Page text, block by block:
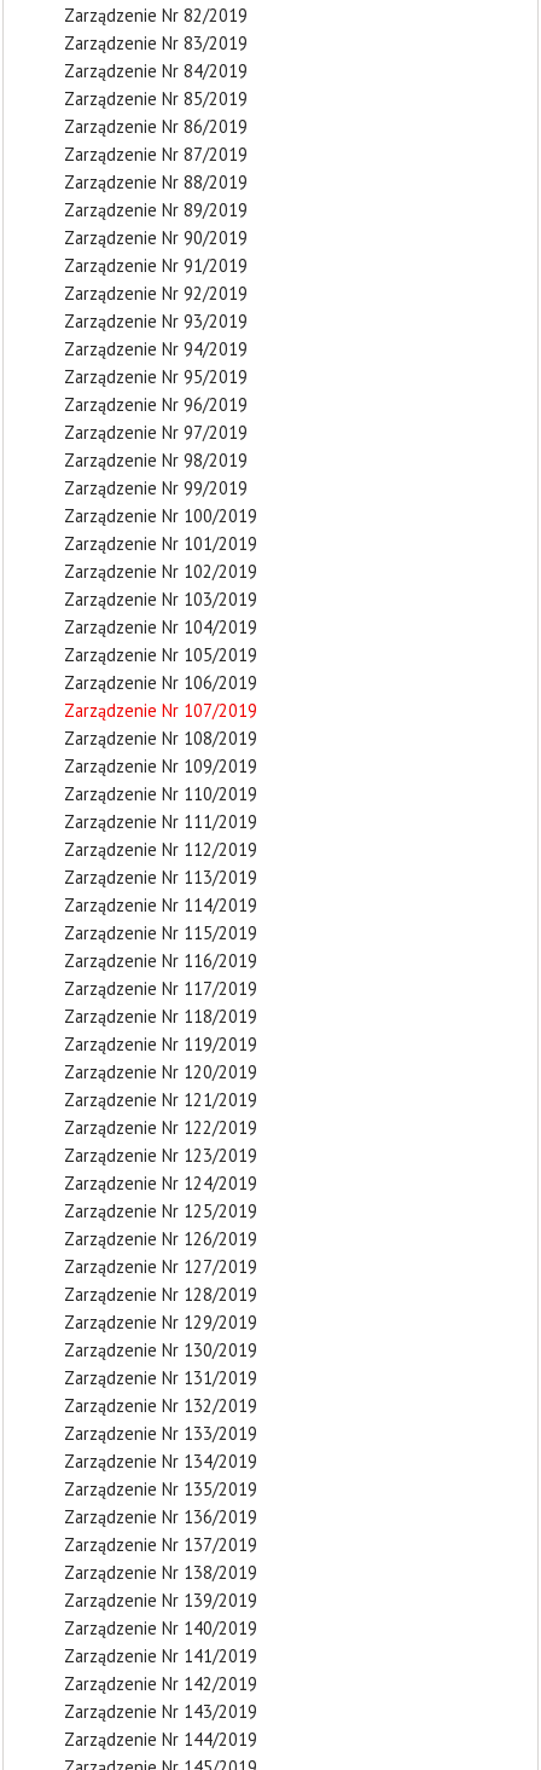
Zarządzenie Nr 82/2019
Zarządzenie Nr 83/2019
Zarządzenie Nr 84/2019
Zarządzenie Nr 85/2019
Zarządzenie Nr 86/2019
Zarządzenie Nr 87/2019
Zarządzenie Nr 88/2019
Zarządzenie Nr 89/2019
Zarządzenie Nr 90/2019
Zarządzenie Nr 91/2019
Zarządzenie Nr 92/2019
Zarządzenie Nr 93/2019
Zarządzenie Nr 94/2019
Zarządzenie Nr 95/2019
Zarządzenie Nr 96/2019
Zarządzenie Nr 97/2019
Zarządzenie Nr 98/2019
Zarządzenie Nr 99/2019
Zarządzenie Nr 100/2019
Zarządzenie Nr 101/2019
Zarządzenie Nr 102/2019
Zarządzenie Nr 103/2019
Zarządzenie Nr 104/2019
Zarządzenie Nr 105/2019
Zarządzenie Nr 106/2019
Zarządzenie Nr 107/2019
Zarządzenie Nr 108/2019
Zarządzenie Nr 109/2019
Zarządzenie Nr 110/2019
Zarządzenie Nr 111/2019
Zarządzenie Nr 112/2019
Zarządzenie Nr 113/2019
Zarządzenie Nr 114/2019
Zarządzenie Nr 115/2019
Zarządzenie Nr 116/2019
Zarządzenie Nr 117/2019
Zarządzenie Nr 118/2019
Zarządzenie Nr 119/2019
Zarządzenie Nr 120/2019
Zarządzenie Nr 121/2019
Zarządzenie Nr 122/2019
Zarządzenie Nr 123/2019
Zarządzenie Nr 124/2019
Zarządzenie Nr 125/2019
Zarządzenie Nr 126/2019
Zarządzenie Nr 127/2019
Zarządzenie Nr 128/2019
Zarządzenie Nr 129/2019
Zarządzenie Nr 130/2019
Zarządzenie Nr 131/2019
Zarządzenie Nr 132/2019
Zarządzenie Nr 133/2019
Zarządzenie Nr 134/2019
Zarządzenie Nr 135/2019
Zarządzenie Nr 136/2019
Zarządzenie Nr 137/2019
Zarządzenie Nr 138/2019
Zarządzenie Nr 139/2019
Zarządzenie Nr 140/2019
Zarządzenie Nr 141/2019
Zarządzenie Nr 142/2019
Zarządzenie Nr 143/2019
Zarządzenie Nr 144/2019